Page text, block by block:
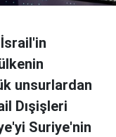
İsrail'in
unsurlardan
Dışişleri
Suriye'nin